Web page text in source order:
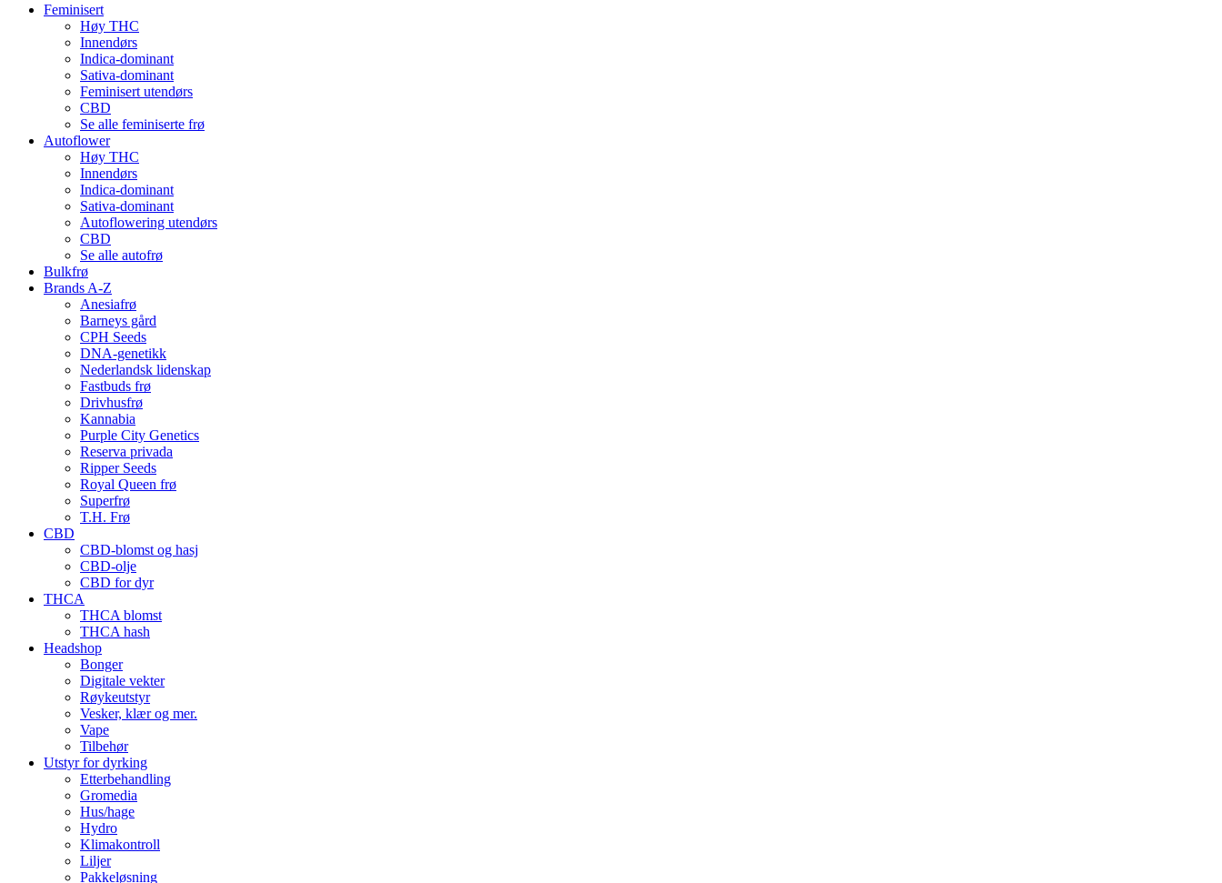
Feminisert
Høy THC
Innendørs
Indica-dominant
Sativa-dominant
Feminisert utendørs
CBD
Se alle feminiserte frø
Autoflower
Høy THC
Innendørs
Indica-dominant
Sativa-dominant
Autoflowering utendørs
CBD
Se alle autofrø
Bulkfrø
Brands A-Z
Anesiafrø
Barneys gård
CPH Seeds
DNA-genetikk
Nederlandsk lidenskap
Fastbuds frø
Drivhusfrø
Kannabia
Purple City Genetics
Reserva privada
Ripper Seeds
Royal Queen frø
Superfrø
T.H. Frø
CBD
CBD-blomst og hasj
CBD-olje
CBD for dyr
THCA
THCA blomst
THCA hash
Headshop
Bonger
Digitale vekter
Røykeutstyr
Vesker, klær og mer.
Vape
Tilbehør
Utstyr for dyrking
Etterbehandling
Gromedia
Hus/hage
Hydro
Klimakontroll
Liljer
Pakkeløsning